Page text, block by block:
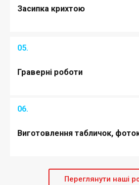
Засипка крихтою
05.
Граверні роботи
06.
Виготовлення табличок,
Переглянути наші